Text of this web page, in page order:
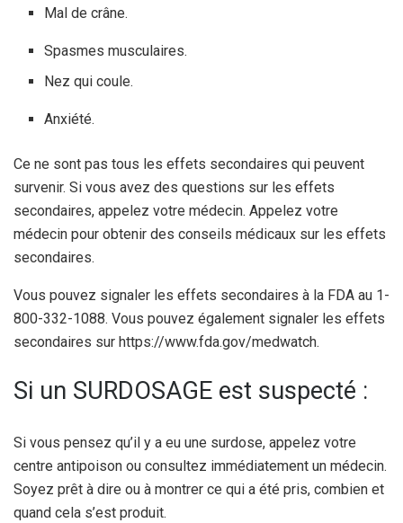
Mal de crâne.
Spasmes musculaires.
Nez qui coule.
Anxiété.
Ce ne sont pas tous les effets secondaires qui peuvent
survenir. Si vous avez des questions sur les effets
secondaires, appelez votre médecin. Appelez votre
médecin pour obtenir des conseils médicaux sur les effets
secondaires.
Vous pouvez signaler les effets secondaires à la FDA au 1-
800-332-1088. Vous pouvez également signaler les effets
secondaires sur https://www.fda.gov/medwatch.
Si un SURDOSAGE est suspecté :
Si vous pensez qu’il y a eu une surdose, appelez votre
centre antipoison ou consultez immédiatement un médecin.
Soyez prêt à dire ou à montrer ce qui a été pris, combien et
quand cela s’est produit.